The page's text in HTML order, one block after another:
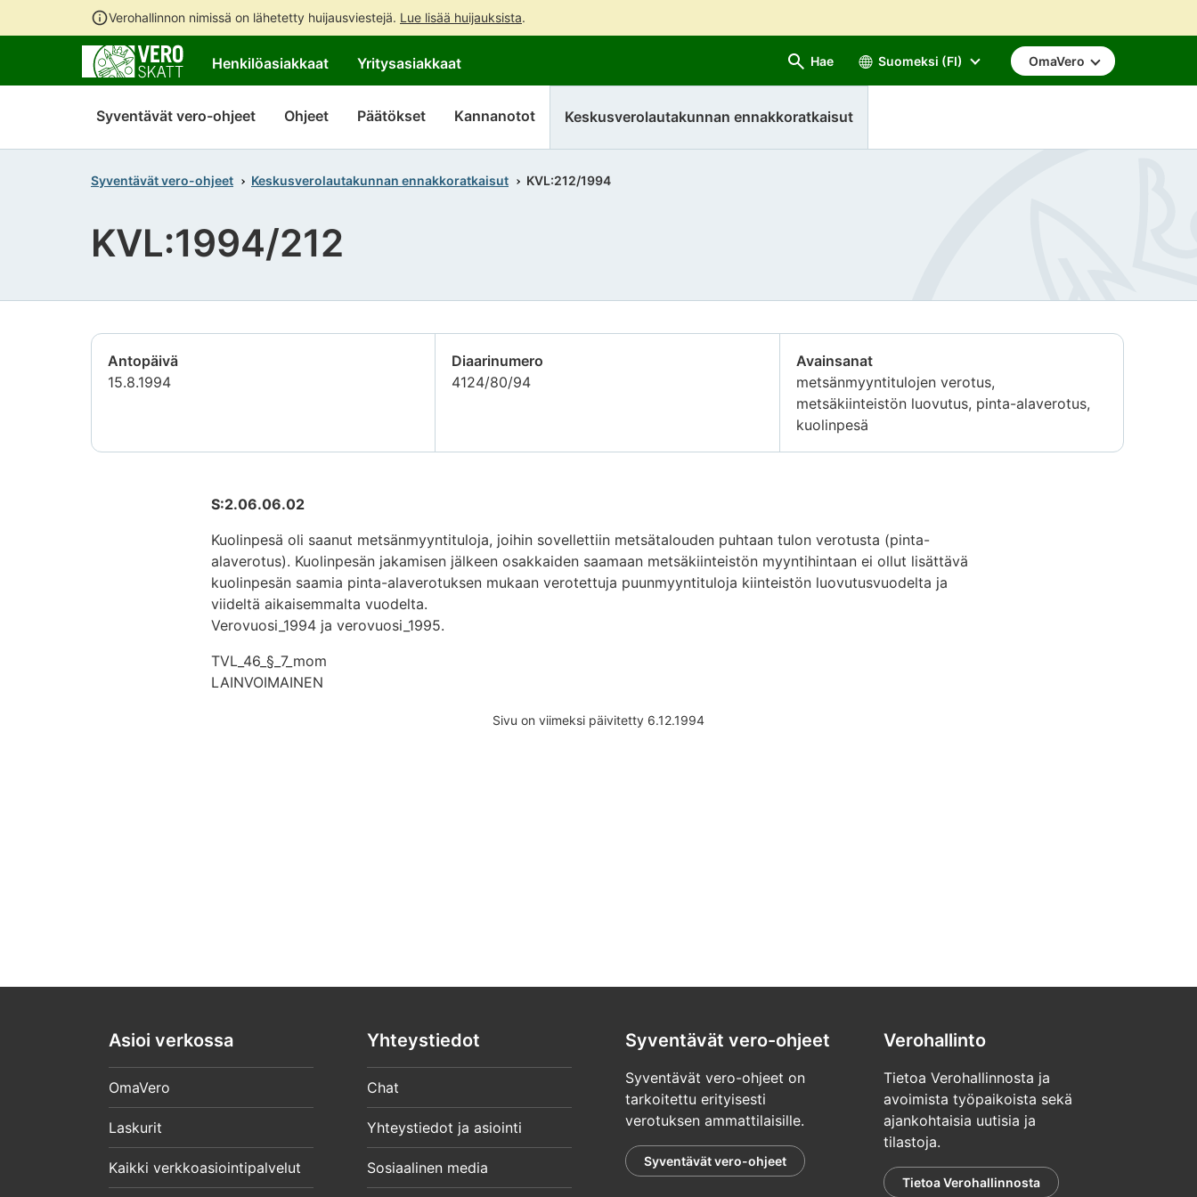
Verohallinnon nimissä on lähetetty huijausviestejä. Lue lisää huijauksista.
sisältöön
sivuston
hakuun
Henkilöasiakkaat Yritysasiakkaat Hae Suomeksi (FI) OmaVero
Syventävät vero-ohjeet Ohjeet Päätökset Kannanotot Keskusverolautakunnan ennakkoratkaisut
Syventävät vero-ohjeet Keskusverolautakunnan ennakkoratkaisut KVL:212/1994
KVL:1994/212
Antopäivä
15.8.1994
Diaarinumero
4124/80/94
Avainsanat
metsänmyyntitulojen verotus,
metsäkiinteistön luovutus, pinta-alaverotus,
kuolinpesä
S:2.06.06.02
Kuolinpesä oli saanut metsänmyyntituloja, joihin sovellettiin metsätalouden puhtaan tulon verotusta (pinta-
alaverotus). Kuolinpesän jakamisen jälkeen osakkaiden saamaan metsäkiinteistön myyntihintaan ei ollut lisättävä
kuolinpesän saamia pinta-alaverotuksen mukaan verotettuja puunmyyntituloja kiinteistön luovutusvuodelta ja
viideltä aikaisemmalta vuodelta.
Verovuosi_1994 ja verovuosi_1995.
TVL_46_§_7_mom
LAINVOIMAINEN
Sivu on viimeksi päivitetty 6.12.1994
Asioi verkossa
OmaVero
Laskurit
Kaikki verkkoasiointipalvelut
Yhteystiedot
Chat
Yhteystiedot ja asiointi
Sosiaalinen media
Syventävät vero-ohjeet
Syventävät vero-ohjeet on
tarkoitettu erityisesti
verotuksen ammattilaisille.
Syventävät vero-ohjeet
Verohallinto
Tietoa Verohallinnosta ja
avoimista työpaikoista sekä
ajankohtaisia uutisia ja
tilastoja.
Tietoa Verohallinnosta